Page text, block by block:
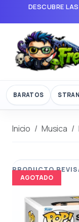
DESCUBRE
BARATOS
Inicio Musica
AGOTADO